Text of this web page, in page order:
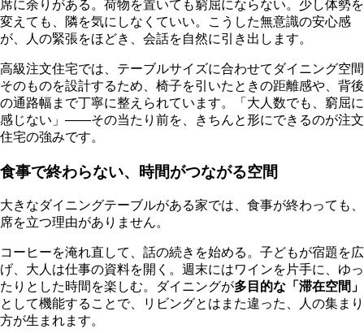
席に余りがある。荷物を置いても窮屈にならない。少し体勢を
変えても、隣を気にしなくていい。こうした無意識の安心感
が、人の緊張をほどき、会話を自然に引き出します。
高級注文住宅では、テーブルサイズに合わせてダイニング空間
そのものを設計するため、椅子を引いたときの距離感や、背後
の通路幅まで丁寧に整えられています。「大人数でも、窮屈に
感じない」——その当たり前を、きちんと形にできるのが注文
住宅の強みです。
食事で終わらない、時間がつながる空間
大きなダイニングテーブルがある家では、食事が終わっても、
席を立つ理由がありません。
コーヒーを淹れ直して、話の続きを始める。子どもが宿題を広
げ、大人は仕事の資料を開く。週末にはワインを片手に、ゆっ
たりとした時間を楽しむ。ダイニングが多目的な「滞在空間」
として機能することで、リビングとはまた違った、人の集まり
方が生まれます。